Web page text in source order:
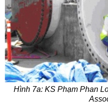
Hình 7a: KS Phạm Phan